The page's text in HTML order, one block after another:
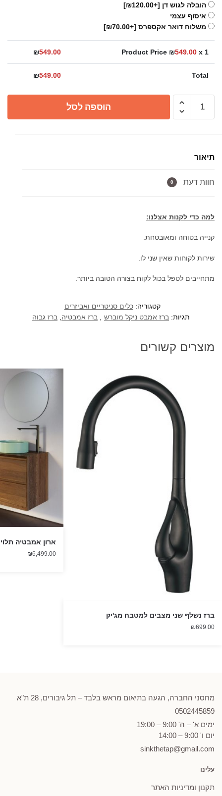
הובלה לגוש דן [+₪120.00]
איסוף עצמי
משלוח דואר אקספרס [+₪70.00]
Product Price ₪549.00 x 1
₪549.00
Total
₪549.00
1011
מוברש
הוספה לסל
תיאור
חוות דעת 0
למה כדי לקנות אצלנו:
קנייה בטוחה ומאובטחת.
שירות לקוחות שאין שני לו.
מתחייבים לטפל בכול לקוח בצורה הטובה ביותר.
קטגוריה:כלים סניטריים ואביזרים
תגיות: ברז אמבט ניקל מוברש , ברז אמבטיה, ברז גבוה
מוצרים קשורים
ברז נשלף שני מצבים למטבח מג'יק
₪699.00
ארון אמבטיה תלוי עץ 120
₪6,499.00
מחסני החברה, הגעה בתיאום מראש בלבד – תל גיבורים, 28 ת"א
0502445859
ימים א' – ה' 9:00 – 19:00
יום ו' 9:00 – 14:00
sinkthetap@gmail.com
עלינו
תקנון ומדיניות האתר